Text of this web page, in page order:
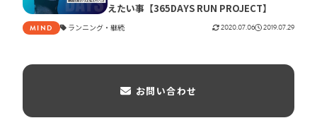
えたい事【365DAYS RUN PROJECT】
MIND ランニング 継続 2020.07.06 2019.07.29
お問い合わせ